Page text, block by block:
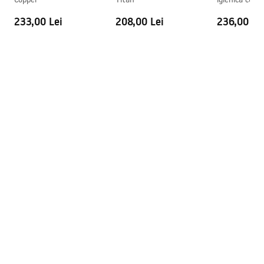
233,00 Lei 208,00 Lei 236,00